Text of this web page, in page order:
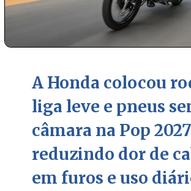
A Honda colocou
liga leve e pneus
câmara na Pop
reduzindo dor de
em furos e uso